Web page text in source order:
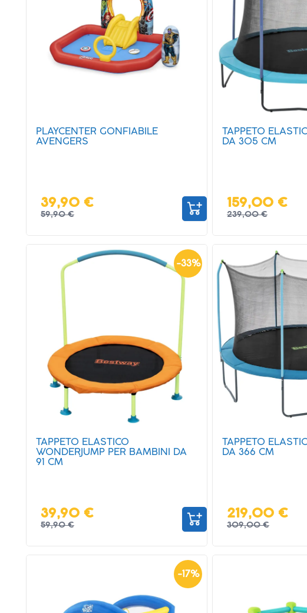
PLAYCENTER GONFIABILE
AVENGERS
39,90 €
59,90 €
TAPPETO
DA 305 CM
159,00 €
239,00 €
-33%
TAPPETO ELASTICO
WONDERJUMP PER BAMBINI DA
91 CM
39,90 €
59,90 €
TAPPETO
DA 366 CM
219,00 €
309,00 €
-17%